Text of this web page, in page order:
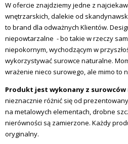
W ofercie znajdziemy jedne z
wnętrzarskich, dalekie od
to brand dla odważnych Klientów.
niepowtarzalne - bo takie w rzeczy
niepokornym, wychodzącym w
wykorzystywać surowce naturalne.
wrażenie nieco surowego, ale mimo to
Produkt jest wykonany z
nieznacznie różnić się od
na metalowych elementach, drobne
nierówności są zamierzone. Każdy
oryginalny.